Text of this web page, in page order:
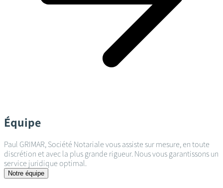
Équipe
Paul GRIMAR, Société Notariale vous assiste sur mesure, en toute
discrétion et avec la plus grande rigueur. Nous vous garantissons un
service juridique optimal.
Notre équipe